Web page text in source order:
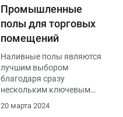
Промышленные
полы для торговых
помещений
Наливные полы являются
лучшим выбором
благодаря сразу
нескольким ключевым
особенностям.
20 марта 2024